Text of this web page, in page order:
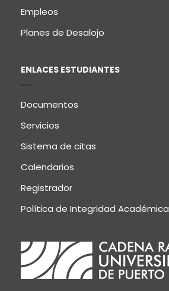
Empleos
Planes de Desalojo
ENLACES ESTUDIANTES
Documentos
Servicios
Sistema de citas
Calendarios
Registrador
Política de Integridad Académica